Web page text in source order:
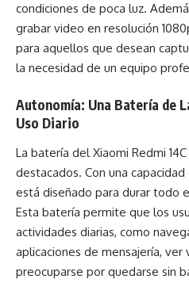
condiciones de poca luz.
grabar video en resolución
para aquellos que desean
la necesidad de un equipo
Autonomía: Una Batería de
Uso Diario
La batería del Xiaomi Redmi
destacados. Con una
está diseñado para durar todo
Esta batería permite que los
actividades diarias, como
aplicaciones de mensajería, ver
preocuparse por quedarse sin